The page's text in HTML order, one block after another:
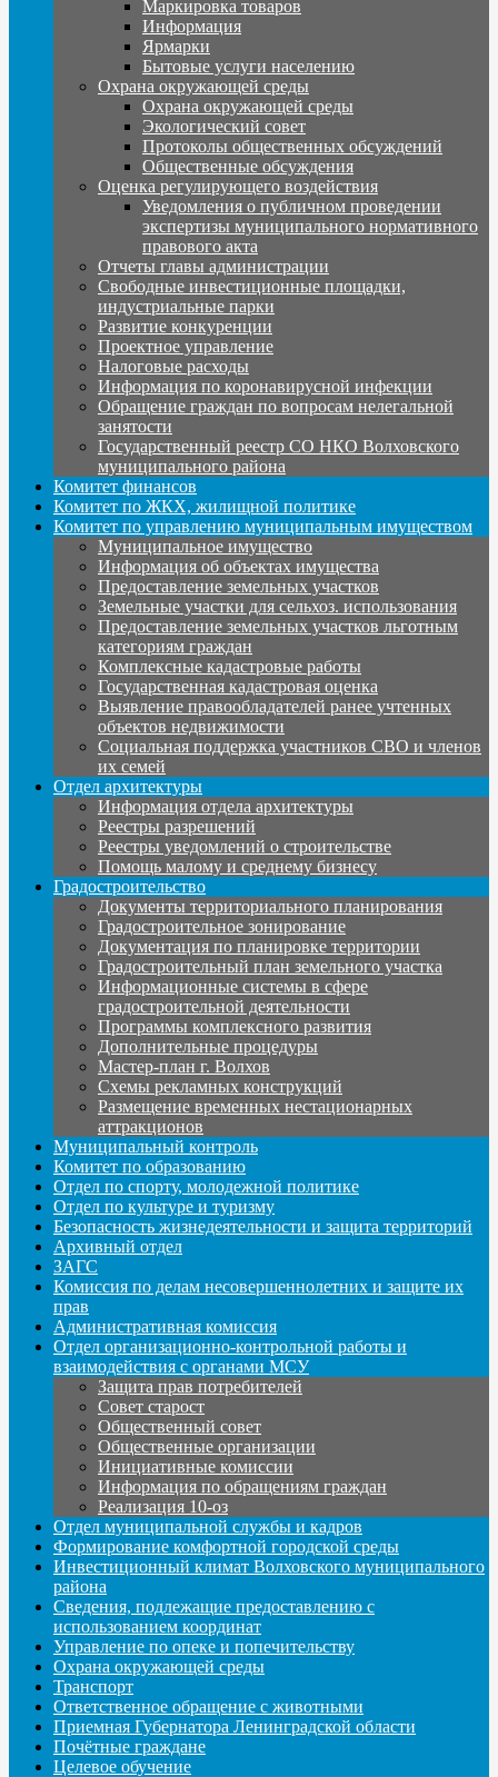
Маркировка товаров
Информация
Ярмарки
Бытовые услуги населению
Охрана окружающей среды
Охрана окружающей среды
Экологический совет
Протоколы общественных обсуждений
Общественные обсуждения
Оценка регулирующего воздействия
Уведомления о публичном проведении
экспертизы муниципального нормативного
правового акта
Отчеты главы администрации
Свободные инвестиционные площадки,
индустриальные парки
Развитие конкуренции
Проектное управление
Налоговые расходы
Информация по коронавирусной инфекции
Обращение граждан по вопросам нелегальной
занятости
Государственный реестр СО НКО Волховского
муниципального района
Комитет финансов
Комитет по ЖКХ, жилищной политике
Комитет по управлению муниципальным имуществом
Муниципальное имущество
Информация об объектах имущества
Предоставление земельных участков
Земельные участки для сельхоз. использования
Предоставление земельных участков льготным
категориям граждан
Комплексные кадастровые работы
Государственная кадастровая оценка
Выявление правообладателей ранее учтенных
объектов недвижимости
Социальная поддержка участников СВО и членов
их семей
Отдел архитектуры
Информация отдела архитектуры
Реестры разрешений
Реестры уведомлений о строительстве
Помощь малому и среднему бизнесу
Градостроительство
Документы территориального планирования
Градостроительное зонирование
Документация по планировке территории
Градостроительный план земельного участка
Информационные системы в сфере
градостроительной деятельности
Программы комплексного развития
Дополнительные процедуры
Мастер-план г. Волхов
Схемы рекламных конструкций
Размещение временных нестационарных
аттракционов
Муниципальный контроль
Комитет по образованию
Отдел по спорту, молодежной политике
Отдел по культуре и туризму
Безопасность жизнедеятельности и защита территорий
Архивный отдел
ЗАГС
Комиссия по делам несовершеннолетних и защите их
прав
Административная комиссия
Отдел организационно-контрольной работы и
взаимодействия с органами МСУ
Защита прав потребителей
Совет старост
Общественный совет
Общественные организации
Инициативные комиссии
Информация по обращениям граждан
Реализация 10-оз
Отдел муниципальной службы и кадров
Формирование комфортной городской среды
Инвестиционный климат Волховского муниципального
района
Сведения, подлежащие предоставлению с
использованием координат
Управление по опеке и попечительству
Охрана окружающей среды
Транспорт
Ответственное обращение с животными
Приемная Губернатора Ленинградской области
Почётные граждане
Целевое обучение